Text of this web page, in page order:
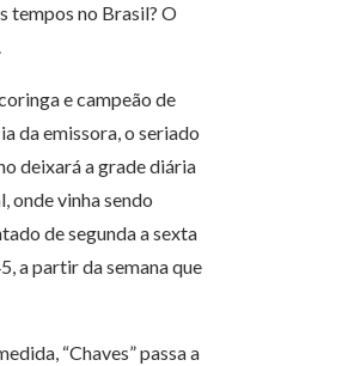
tempos no Brasil? O
e campeão de
da emissora, o seriado
deixará a grade diária
onde vinha sendo
de segunda a sexta
a partir da semana que
“Chaves” passa a